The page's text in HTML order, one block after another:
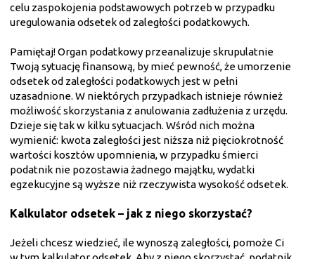
celu zaspokojenia podstawowych potrzeb w przypadku
uregulowania odsetek od zaległości podatkowych.
Pamiętaj! Organ podatkowy przeanalizuje skrupulatnie
Twoją sytuację finansową, by mieć pewność, że umorzenie
odsetek od zaległości podatkowych jest w pełni
uzasadnione. W niektórych przypadkach istnieje również
możliwość skorzystania z anulowania zadłużenia z urzędu.
Dzieje się tak w kilku sytuacjach. Wśród nich można
wymienić: kwota zaległości jest niższa niż pięciokrotność
wartości kosztów upomnienia, w przypadku śmierci
podatnik nie pozostawia żadnego majątku, wydatki
egzekucyjne są wyższe niż rzeczywista wysokość odsetek.
Kalkulator odsetek – jak z niego skorzystać?
Jeżeli chcesz wiedzieć, ile wynoszą zaległości, pomoże Ci